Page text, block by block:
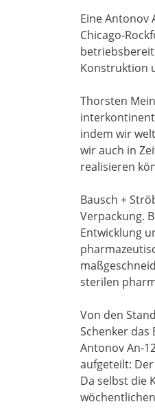
Eine Antonov
Chicago-
Konstruktion
Thorsten
indem wir
wir auch in
realisieren
Bausch +
Verpackung.
Entwicklung
sterilen
Von den
Schenker
Antonov An-
aufgeteilt:
Da selbst die